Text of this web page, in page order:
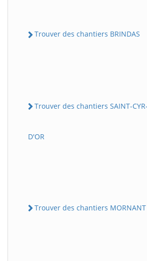
Trouver des chantiers BRINDAS
Trouver des chantiers SAINT-
D'OR
Trouver des chantiers MORNANT